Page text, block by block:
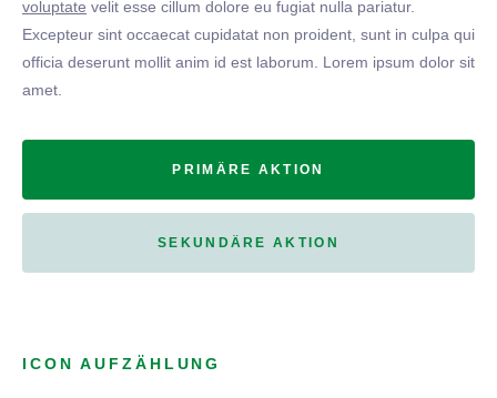
voluptate velit esse cillum dolore eu fugiat nulla pariatur.
Excepteur sint occaecat cupidatat non proident, sunt in culpa qui
officia deserunt mollit anim id est laborum. Lorem ipsum dolor sit
amet.
PRIMÄRE AKTION
SEKUNDÄRE AKTION
ICON AUFZÄHLUNG